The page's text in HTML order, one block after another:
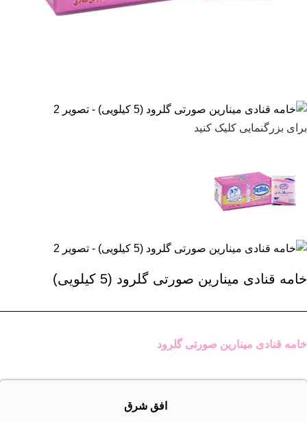
برای بزرگنمایی کلیک کنید
خامه قنادی مینارین صورتی گلرود (5 کیلویی)
خامه قنادی مینارین صورتی گلرود
افق شرق